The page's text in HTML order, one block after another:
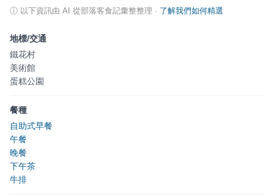
ⓘ 以下資訊由 AI 從部落客食記彙整整理 · 了解我們如何精選
地標/交通
鐵花村
美術館
蛋糕公園
餐種
自助式早餐
午餐
晚餐
下午茶
牛排